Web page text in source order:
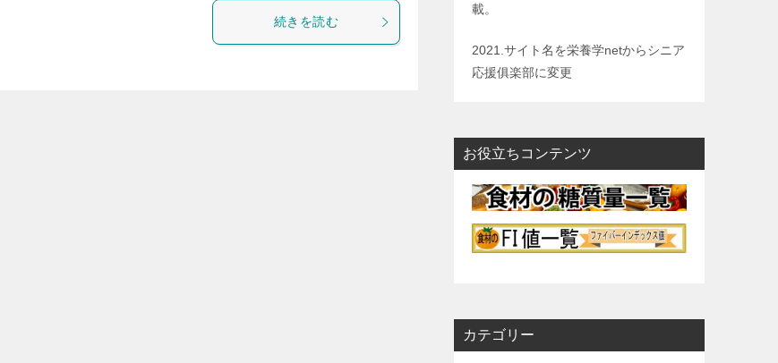
続きを読む
載。
2021.サイト名を栄養学netからシニア
応援俱楽部に変更
お役立ちコンテンツ
カテゴリー